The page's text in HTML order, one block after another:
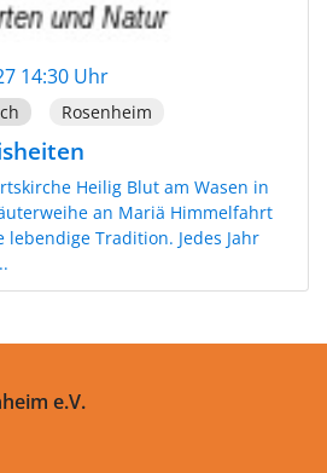
14:30 Uhr
Rosenheim
Heilig Blut am Wasen in
an Mariä Himmelfahrt
lebendige Tradition. Jedes Jahr
e.V.